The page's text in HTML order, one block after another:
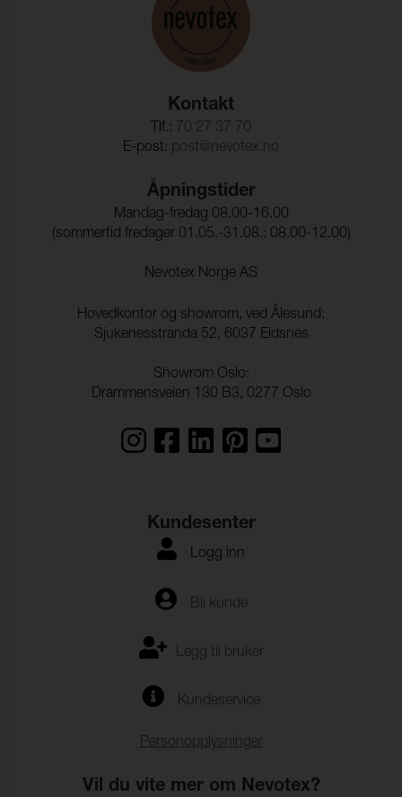
Kontakt
Tlf.: 70 27 37 70
E-post: post@nevotex.no
Åpningstider
Mandag-fredag 08.00-16.00
(sommertid fredager 01.05.-31.08.: 08.00-12.00)
Nevotex Norge AS
Hovedkontor og showrom, ved Ålesund:
Sjukenesstranda 52, 6037 Eidsnes
Showrom Oslo:
Drammensveien 130 B3, 0277 Oslo
Kundesenter
Logg inn
Bli kunde
Legg til bruker
Kundeservice
Personopplysninger
Vil du vite mer om Nevotex?